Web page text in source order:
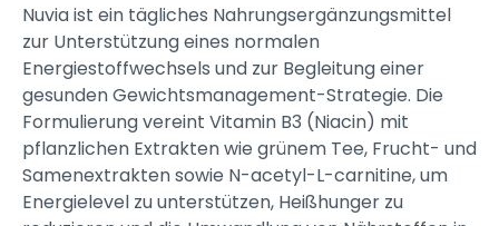
Nuvia ist ein tägliches Nahrungsergänzungsmittel
zur Unterstützung eines normalen
Energiestoffwechsels und zur Begleitung einer
gesunden Gewichtsmanagement-Strategie. Die
Formulierung vereint Vitamin B3 (Niacin) mit
pflanzlichen Extrakten wie grünem Tee, Frucht- und
Samenextrakten sowie N-acetyl-L-carnitine, um
Energielevel zu unterstützen, Heißhunger zu